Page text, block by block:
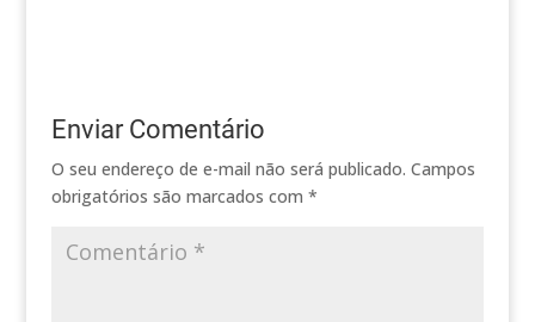
Enviar Comentário
O seu endereço de e-mail não será publicado. Campos
obrigatórios são marcados com *